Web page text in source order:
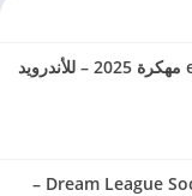
تحميل بيس eFootball Pes 2025 مهكرة 2025 – للأندرويد
تحميل دريم ليج مهكرة 2026 Dream League Soccer –